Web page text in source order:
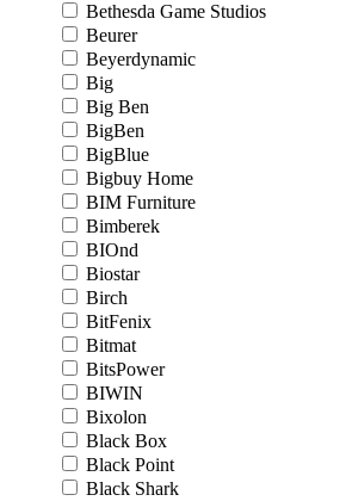
Bethesda Game Studios
Beurer
Beyerdynamic
Big
Big Ben
BigBen
BigBlue
Bigbuy Home
BIM Furniture
Bimberek
BIOnd
Biostar
Birch
BitFenix
Bitmat
BitsPower
BIWIN
Bixolon
Black Box
Black Point
Black Shark